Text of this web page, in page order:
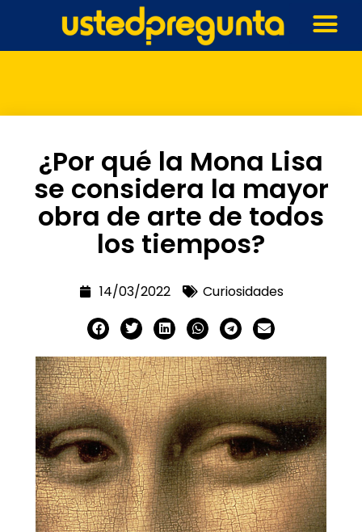
¿Por qué la Mona Lisa
se considera la mayor
obra de arte de todos
los tiempos?
14/03/2022 Curiosidades